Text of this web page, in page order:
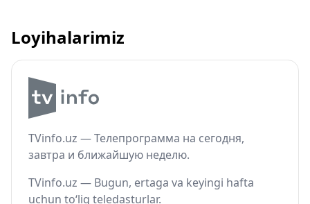
Loyihalarimiz
TVinfo.uz — Телепрограмма на сегодня,
завтра и ближайшую неделю.
TVinfo.uz — Bugun, ertaga va keyingi hafta
uchun to‘liq teledasturlar.